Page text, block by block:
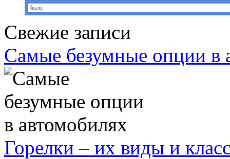
Свежие записи
Самые безумные опции в
Горелки – их виды и